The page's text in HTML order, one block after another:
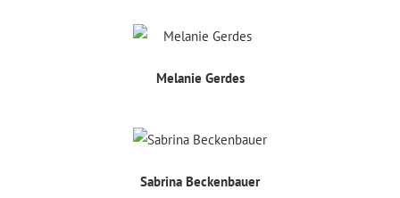
Melanie Gerdes​​
Sabrina Beckenbauer